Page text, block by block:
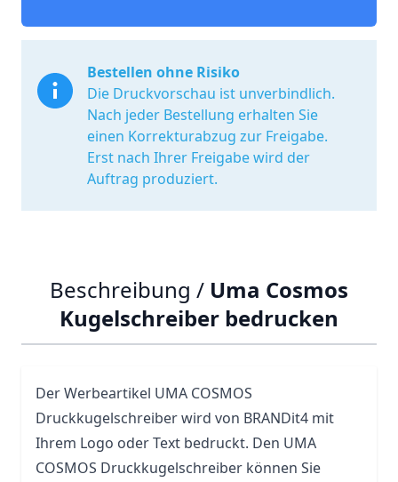
Bestellen ohne Risiko
Die Druckvorschau ist unverbindlich.
Nach jeder Bestellung erhalten Sie
einen Korrekturabzug zur Freigabe.
Erst nach Ihrer Freigabe wird der
Auftrag produziert.
Beschreibung / Uma Cosmos
Kugelschreiber bedrucken
Der Werbeartikel UMA COSMOS
Druckkugelschreiber wird von BRANDit4 mit
Ihrem Logo oder Text bedruckt. Den UMA
COSMOS Druckkugelschreiber können Sie